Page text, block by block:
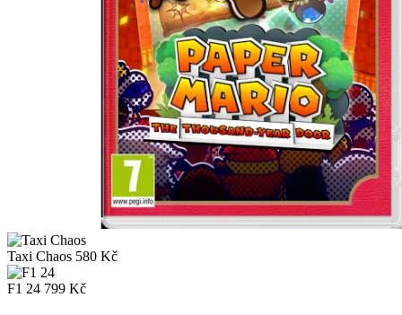
Taxi Chaos 580 Kč
F1 24 799 Kč